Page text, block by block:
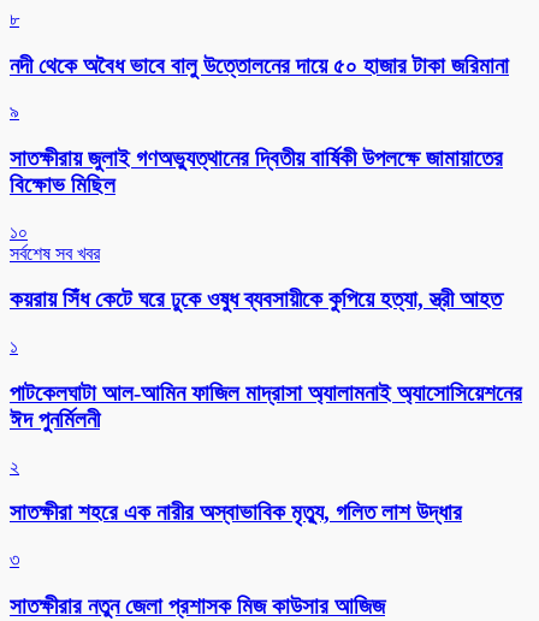
৮
নদী থেকে অবৈধ ভাবে বালু উত্তোলনের দায়ে ৫০ হাজার টাকা জরিমানা
৯
সাতক্ষীরায় জুলাই গণঅভ্যুত্থানের দ্বিতীয় বার্ষিকী উপলক্ষে জামায়াতের
বিক্ষোভ মিছিল
১০
সর্বশেষ সব খবর
কয়রায় সিঁধ কেটে ঘরে ঢুকে ওষুধ ব্যবসায়ীকে কুপিয়ে হত্যা, স্ত্রী আহত
১
পাটকেলঘাটা আল-আমিন ফাজিল মাদ্রাসা অ্যালামনাই অ্যাসোসিয়েশনের
ঈদ পুনর্মিলনী
২
সাতক্ষীরা শহরে এক নারীর অস্বাভাবিক মৃত্যু, গলিত লাশ উদ্ধার
৩
সাতক্ষীরার নতুন জেলা প্রশাসক মিজ কাউসার আজিজ